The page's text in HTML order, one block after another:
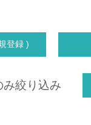
登録 )
み絞り込み